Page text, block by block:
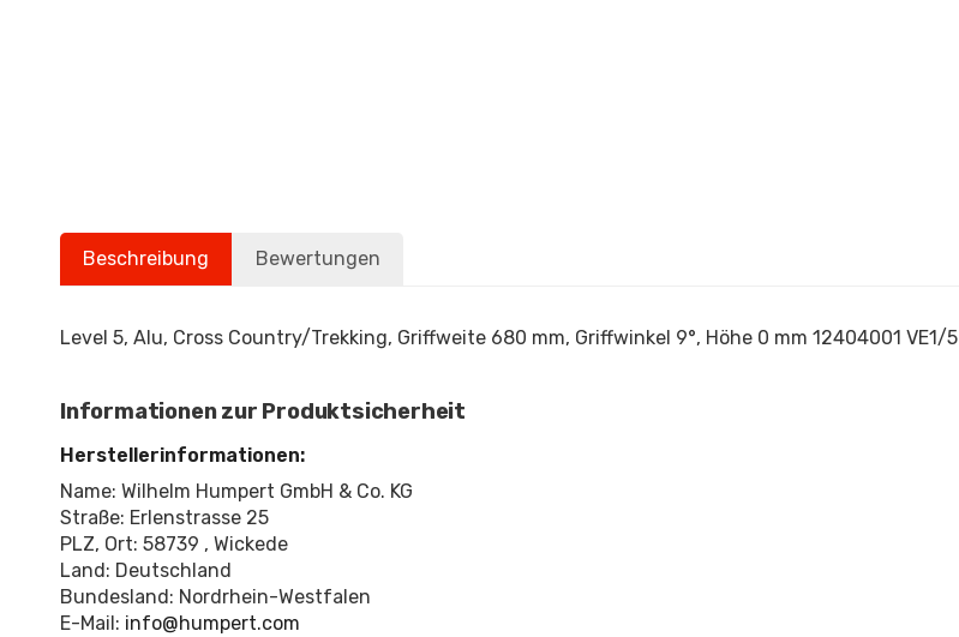
Beschreibung Bewertungen
Level 5, Alu, Cross Country/Trekking, Griffweite 680 mm, Griffwinkel 9°, Höhe 0 mm 12404001 VE1/5
Informationen zur Produktsicherheit
Herstellerinformationen:
Name: Wilhelm Humpert GmbH & Co. KG
Straße: Erlenstrasse 25
PLZ, Ort: 58739 , Wickede
Land: Deutschland
Bundesland: Nordrhein-Westfalen
E-Mail: info@humpert.com